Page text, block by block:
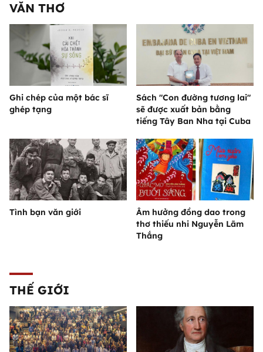
VĂN THƠ
Ghi chép của một bác sĩ
ghép tạng
Sách "Con đường tương lai"
sẽ được xuất bản bằng
tiếng Tây Ban Nha tại Cuba
Tình bạn văn giới
Âm hưởng đồng dao trong
thơ thiếu nhi Nguyễn Lãm
Thắng
THẾ GIỚI